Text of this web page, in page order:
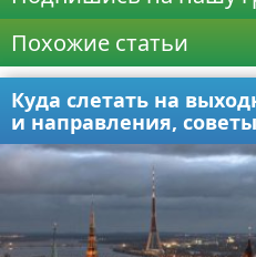
Похожие статьи
Куда слетать на
и направления,